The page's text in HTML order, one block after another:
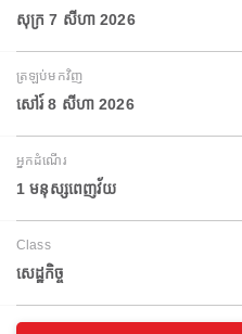
សុក្រ 7 សីហា 2026
ត្រឡប់មកវិញ
សៅរ៍ 8 សីហា 2026
អ្នកដំណើរ
1 មនុស្សពេញវ័យ
Class
សេដ្ឋកិច្ច